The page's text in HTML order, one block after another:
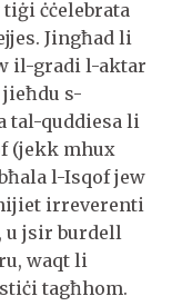
ċċelebrata
Jingħad li
il-gradi l-aktar
s-
tal-quddiesa li
(jekk mhux
l-Isqof jew
irreverenti
u jsir burdell
waqt li
tagħhom.